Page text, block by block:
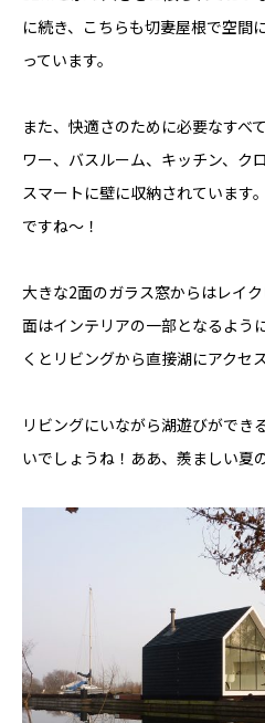
に続き、こちらも切妻屋根で空間
っています。
また、快適さのために必要なすべ
ワー、バスルーム、キッチン、ク
スマートに壁に収納されています
ですね〜！
大きな2面のガラス窓からはレイ
面はインテリアの一部となるよう
くとリビングから直接湖にアクセ
リビングにいながら湖遊びができ
いでしょうね！ああ、羨ましい夏